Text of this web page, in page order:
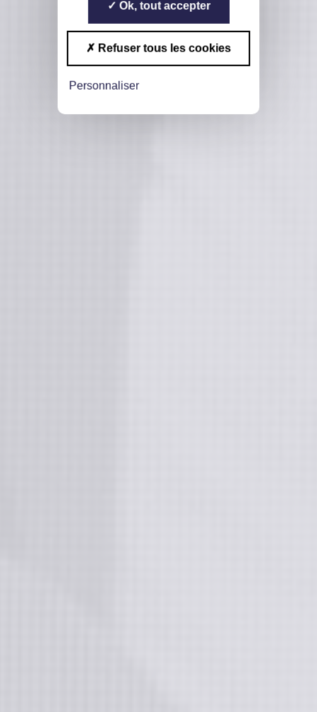
Ok, tout accepter
Refuser tous les cookies
Personnaliser